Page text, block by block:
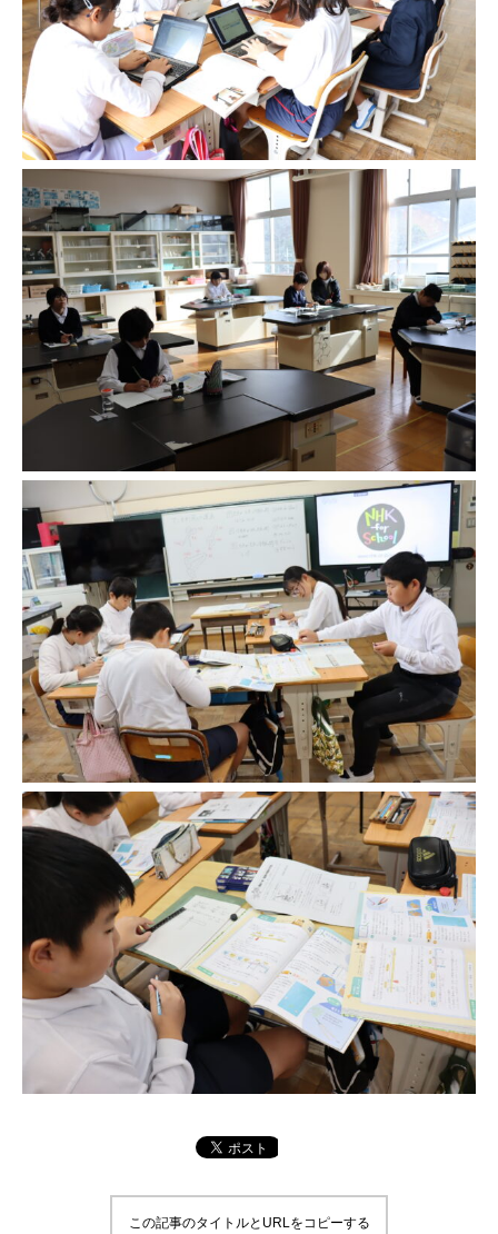
この記事のタイトルとURLをコピーする